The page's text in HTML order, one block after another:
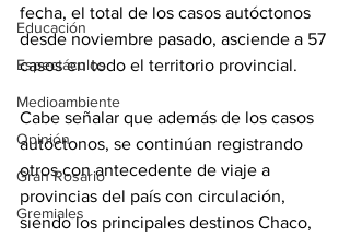
Educación
Espectáculos
Medioambiente
Opinión
Gran Rosario
Gremiales
fecha, el total de los casos autóctonos
desde noviembre pasado, asciende a 57
casos en todo el territorio provincial.
Cabe señalar que además de los casos
autóctonos, se continúan registrando
otros con antecedente de viaje a
provincias del país con circulación,
siendo los principales destinos Chaco,